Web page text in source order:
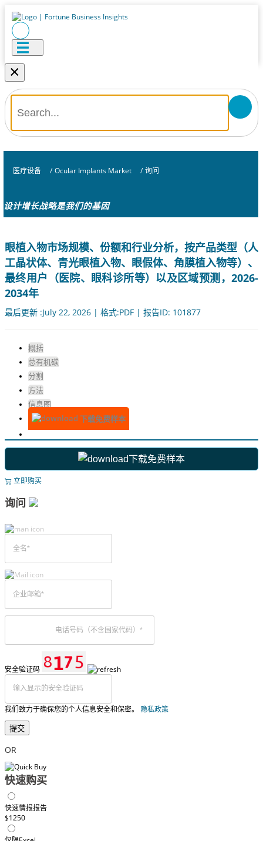
×
医疗设备 / Ocular Implants Market / 询问
设计增长战略是我们的基因
眼植入物市场规模、份额和行业分析，按产品类型（人
工晶状体、青光眼植入物、眼假体、角膜植入物等）、
最终用户（医院、眼科诊所等）以及区域预测，2026-
2034年
最后更新 :July 22, 2026 | 格式:PDF | 报告ID: 101877
概括
总有机碳
分割
方法
信息图
下载免费样本
下载免费样本
立即购买
询问
安全验证码
我们致力于确保您的个人信息安全和保密。 隐私政策
提交
OR
快速购买
快速情报报告
$1250